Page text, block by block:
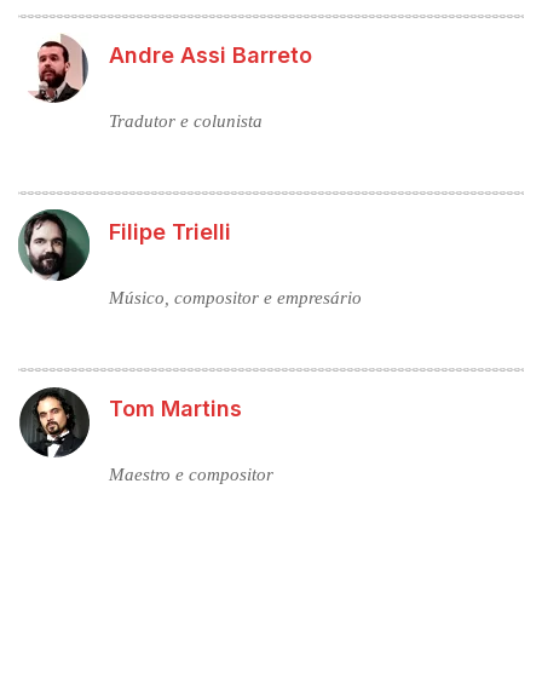
Andre Assi Barreto
Tradutor e colunista
Filipe Trielli
Músico, compositor e empresário
Tom Martins
Maestro e compositor